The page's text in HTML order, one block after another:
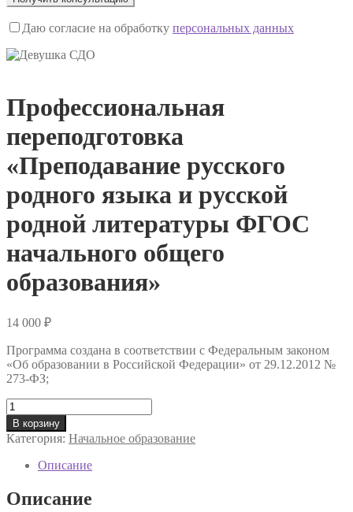
Даю согласие на обработку персональных данных
Профессиональная
переподготовка
«Преподавание русского
родного языка и русской
родной литературы ФГОС
начального общего
образования»
14 000 ₽
Программа создана в соответствии с Федеральным законом
«Об образовании в Российской Федерации» от 29.12.2012 №
273-ФЗ;
Количество
товара
Профессиональная
переподготовка
«Преподавание
русского
родного
языка
В корзину
Категория: Начальное образование
Описание
Описание